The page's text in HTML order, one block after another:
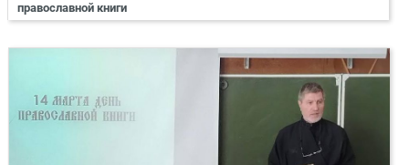
православной книги